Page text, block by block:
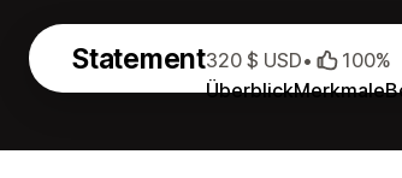
Statement
ÜberblickMerkmale
320 $ USD• 100%